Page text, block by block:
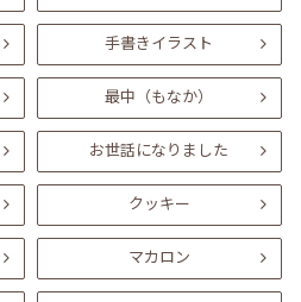
手書きイラスト
最中（もなか）
お世話になりました
クッキー
マカロン